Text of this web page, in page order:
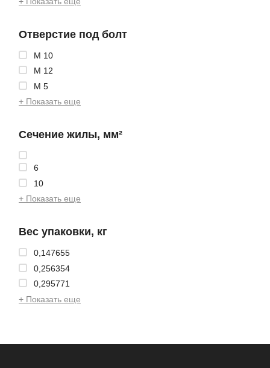
Отверстие под болт
М 10
М 12
М 5
+ Показать еще
Сечение жилы, мм²
6
10
+ Показать еще
Вес упаковки, кг
0,147655
0,256354
0,295771
+ Показать еще